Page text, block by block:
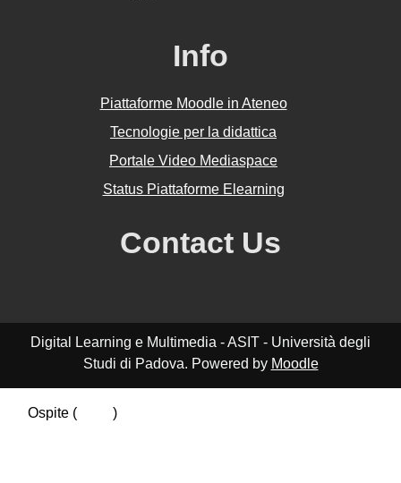
Info
Piattaforme Moodle in Ateneo
Tecnologie per la didattica
Portale Video Mediaspace
Status Piattaforme Elearning
Contact Us
Digital Learning e Multimedia - ASIT - Università degli
Studi di Padova. Powered by Moodle
Ospite (
)